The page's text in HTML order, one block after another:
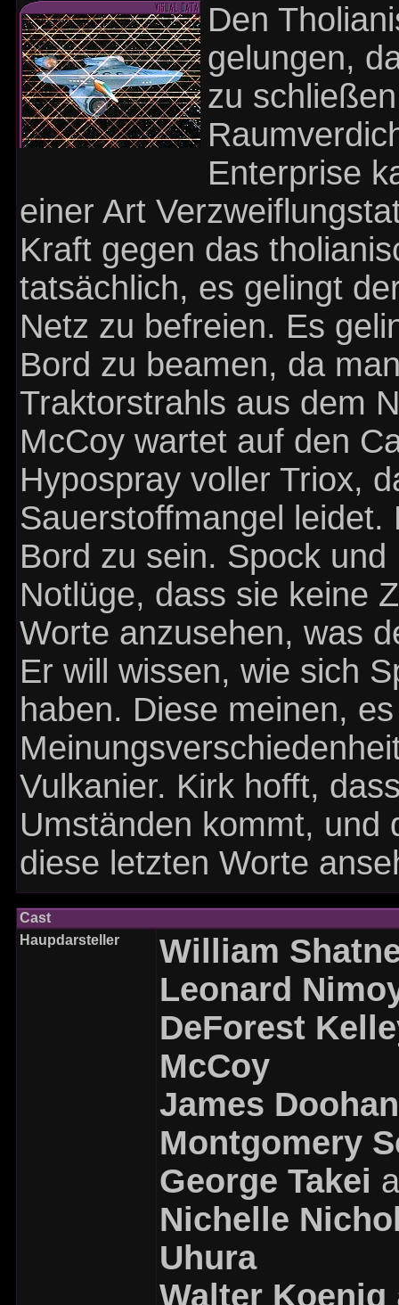
Den
gelungen,
zu
Enterprise
einer Art
Kraft gegen das
tatsächlich, es gelingt
Netz zu befreien. Es
Bord zu beamen, da
Traktorstrahls aus dem
McCoy wartet auf den
Hypospray voller Triox,
Sauerstoffmangel
Bord zu sein. Spock
Notlüge, dass sie keine
Worte anzusehen, was
Er will wissen, wie sich
haben. Diese meinen,
Vulkanier. Kirk hofft,
Umständen kommt, und
diese letzten Worte
Cast
Haupdarsteller
William
Leonard
DeForest
McCoy
James Doohan
Montgomery
George Takei
Nichelle
Uhura
Walter Koenig